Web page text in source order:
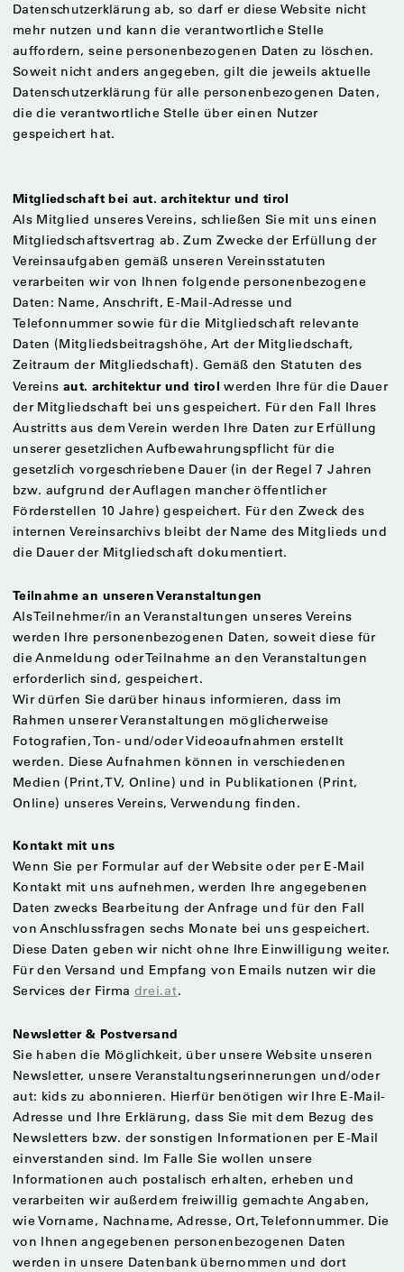
Datenschutzerklärung ab, so darf er diese Website nicht
mehr nutzen und kann die verantwortliche Stelle
auffordern, seine personenbezogenen Daten zu löschen.
Soweit nicht anders angegeben, gilt die jeweils aktuelle
Datenschutzerklärung für alle personenbezogenen Daten,
die die verantwortliche Stelle über einen Nutzer
gespeichert hat.
Mitgliedschaft bei aut. architektur und tirol
Als Mitglied unseres Vereins, schließen Sie mit uns einen
Mitgliedschaftsvertrag ab. Zum Zwecke der Erfüllung der
Vereinsaufgaben gemäß unseren Vereinsstatuten
verarbeiten wir von Ihnen folgende personenbezogene
Daten: Name, Anschrift, E-Mail-Adresse und
Telefonnummer sowie für die Mitgliedschaft relevante
Daten (Mitgliedsbeitragshöhe, Art der Mitgliedschaft,
Zeitraum der Mitgliedschaft). Gemäß den Statuten des
Vereins aut. architektur und tirol werden Ihre für die Dauer
der Mitgliedschaft bei uns gespeichert. Für den Fall Ihres
Austritts aus dem Verein werden Ihre Daten zur Erfüllung
unserer gesetzlichen Aufbewahrungspflicht für die
gesetzlich vorgeschriebene Dauer (in der Regel 7 Jahren
bzw. aufgrund der Auflagen mancher öffentlicher
Förderstellen 10 Jahre) gespeichert. Für den Zweck des
internen Vereinsarchivs bleibt der Name des Mitglieds und
die Dauer der Mitgliedschaft dokumentiert.
Teilnahme an unseren Veranstaltungen
Als Teilnehmer/in an Veranstaltungen unseres Vereins
werden Ihre personenbezogenen Daten, soweit diese für
die Anmeldung oder Teilnahme an den Veranstaltungen
erforderlich sind, gespeichert.
Wir dürfen Sie darüber hinaus informieren, dass im
Rahmen unserer Veranstaltungen möglicherweise
Fotografien, Ton- und/oder Videoaufnahmen erstellt
werden. Diese Aufnahmen können in verschiedenen
Medien (Print, TV, Online) und in Publikationen (Print,
Online) unseres Vereins, Verwendung finden.
Kontakt mit uns
Wenn Sie per Formular auf der Website oder per E-Mail
Kontakt mit uns aufnehmen, werden Ihre angegebenen
Daten zwecks Bearbeitung der Anfrage und für den Fall
von Anschlussfragen sechs Monate bei uns gespeichert.
Diese Daten geben wir nicht ohne Ihre Einwilligung weiter.
Für den Versand und Empfang von Emails nutzen wir die
Services der Firma drei.at.
Newsletter & Postversand
Sie haben die Möglichkeit, über unsere Website unseren
Newsletter, unsere Veranstaltungserinnerungen und/oder
aut: kids zu abonnieren. Hierfür benötigen wir Ihre E-Mail-
Adresse und Ihre Erklärung, dass Sie mit dem Bezug des
Newsletters bzw. der sonstigen Informationen per E-Mail
einverstanden sind. Im Falle Sie wollen unsere
Informationen auch postalisch erhalten, erheben und
verarbeiten wir außerdem freiwillig gemachte Angaben,
wie Vorname, Nachname, Adresse, Ort, Telefonnummer. Die
von Ihnen angegebenen personenbezogenen Daten
werden in unsere Datenbank übernommen und dort